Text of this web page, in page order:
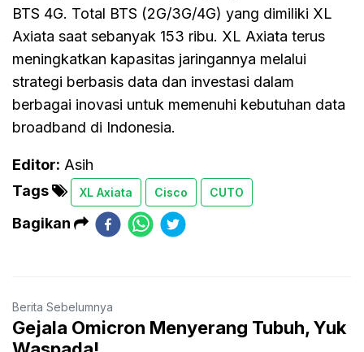
BTS 4G. Total BTS (2G/3G/4G) yang dimiliki XL
Axiata saat sebanyak 153 ribu. XL Axiata terus
meningkatkan kapasitas jaringannya melalui
strategi berbasis data dan investasi dalam
berbagai inovasi untuk memenuhi kebutuhan data
broadband di Indonesia.
Editor: Asih
Tags
XL Axiata Cisco CUTO
Bagikan
Berita Sebelumnya
Gejala Omicron Menyerang Tubuh, Yuk